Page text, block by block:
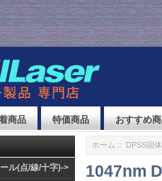
商品 特価商品 おすすめ
ル(点/線/十字)->
ホーム :: DPSS固
1047nm